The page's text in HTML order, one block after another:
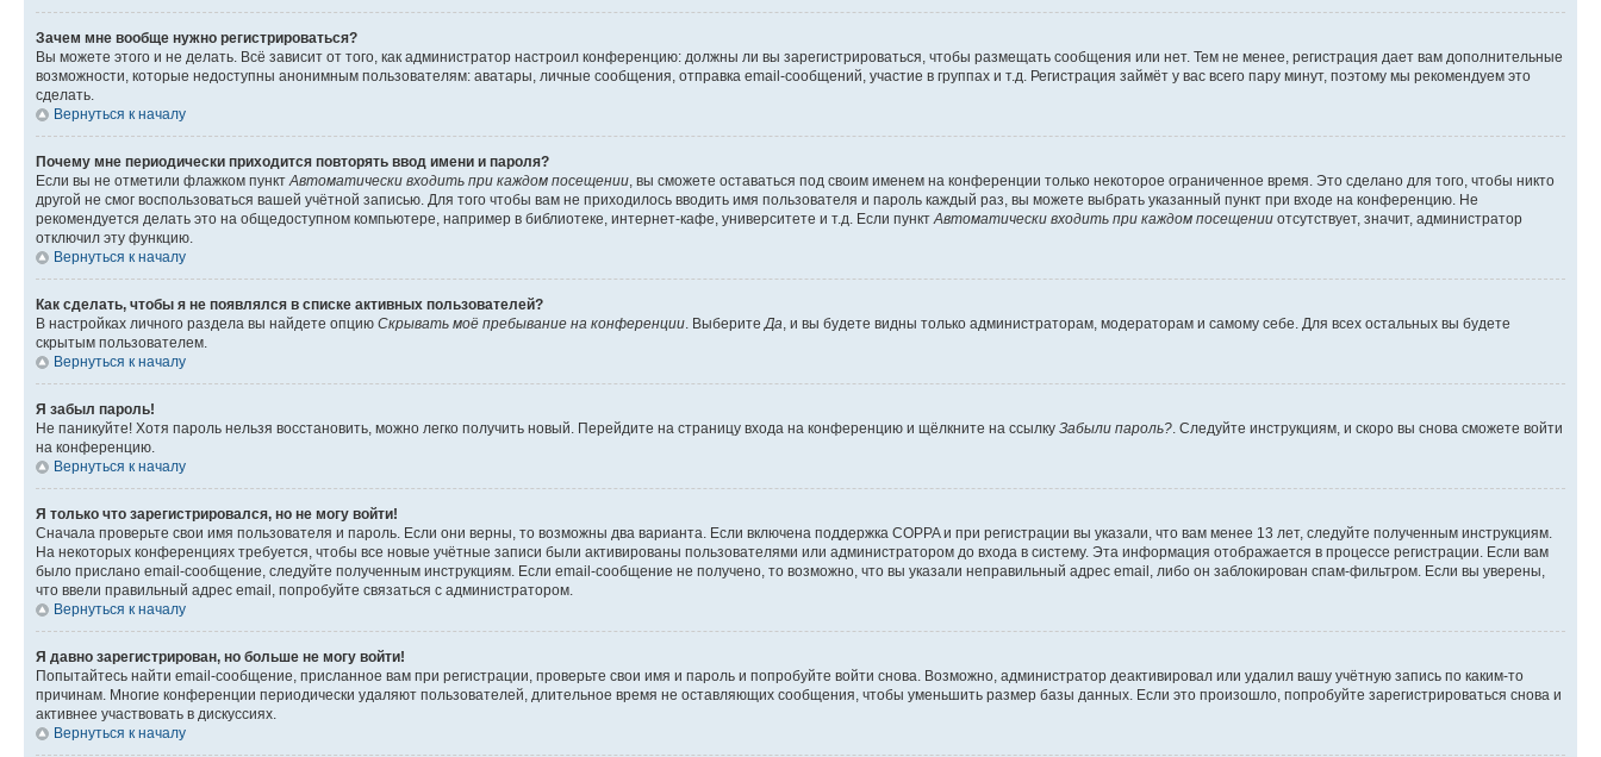
Зачем мне вообще нужно регистрироваться?
Вы можете этого и не делать. Всё зависит от того, как администратор настроил конференцию: должны ли вы зарегистрироваться, чтобы размещать сообщения или нет. Тем не менее, регистрация дает вам дополнительные
возможности, которые недоступны анонимным пользователям: аватары, личные сообщения, отправка email-сообщений, участие в группах и т.д. Регистрация займёт у вас всего пару минут, поэтому мы рекомендуем это
сделать.
Вернуться к началу
Почему мне периодически приходится повторять ввод имени и пароля?
Если вы не отметили флажком пункт Автоматически входить при каждом посещении , вы сможете оставаться под своим именем на конференции только некоторое ограниченное время. Это сделано для того, чтобы никто
другой не смог воспользоваться вашей учётной записью. Для того чтобы вам не приходилось вводить имя пользователя и пароль каждый раз, вы можете выбрать указанный пункт при входе на конференцию. Не
рекомендуется делать это на общедоступном компьютере, например в библиотеке, интернет-кафе, университете и т.д. Если пункт Автоматически входить при каждом посещении отсутствует, значит, администратор
отключил эту функцию.
Вернуться к началу
Как сделать, чтобы я не появлялся в списке активных пользователей?
В настройках личного раздела вы найдете опцию Скрывать моё пребывание на конференции . Выберите Да , и вы будете видны только администраторам, модераторам и самому себе. Для всех остальных вы будете
скрытым пользователем.
Вернуться к началу
Я забыл пароль!
Не паникуйте! Хотя пароль нельзя восстановить, можно легко получить новый. Перейдите на страницу входа на конференцию и щёлкните на ссылку Забыли пароль? . Следуйте инструкциям, и скоро вы снова сможете войти
на конференцию.
Вернуться к началу
Я только что зарегистрировался, но не могу войти!
Сначала проверьте свои имя пользователя и пароль. Если они верны, то возможны два варианта. Если включена поддержка COPPA и при регистрации вы указали, что вам менее 13 лет, следуйте полученным инструкциям.
На некоторых конференциях требуется, чтобы все новые учётные записи были активированы пользователями или администратором до входа в систему. Эта информация отображается в процессе регистрации. Если вам
было прислано email-сообщение, следуйте полученным инструкциям. Если email-сообщение не получено, то возможно, что вы указали неправильный адрес email, либо он заблокирован спам-фильтром. Если вы уверены,
что ввели правильный адрес email, попробуйте связаться с администратором.
Вернуться к началу
Я давно зарегистрирован, но больше не могу войти!
Попытайтесь найти email-сообщение, присланное вам при регистрации, проверьте свои имя и пароль и попробуйте войти снова. Возможно, администратор деактивировал или удалил вашу учётную запись по каким-то
причинам. Многие конференции периодически удаляют пользователей, длительное время не оставляющих сообщения, чтобы уменьшить размер базы данных. Если это произошло, попробуйте зарегистрироваться снова и
активнее участвовать в дискуссиях.
Вернуться к началу